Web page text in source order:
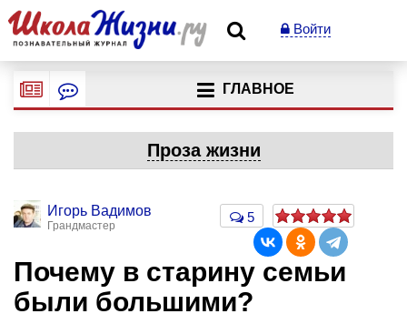
Войти
ГЛАВНОЕ
Проза жизни
Игорь Вадимов
Грандмастер
5
Почему в старину семьи
были большими?